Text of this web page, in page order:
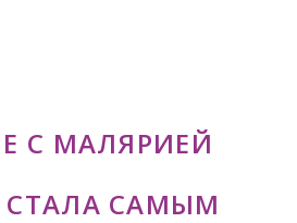
С МАЛЯРИЕЙ
СТАЛА САМЫМ